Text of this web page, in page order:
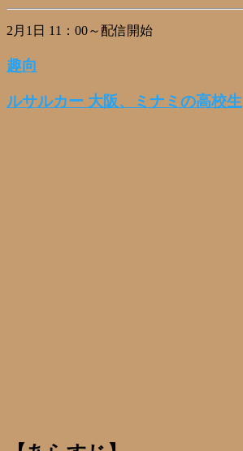
2月1日 11：00～配信開始
趣向
ルサルカー 大阪、ミナミの高校生